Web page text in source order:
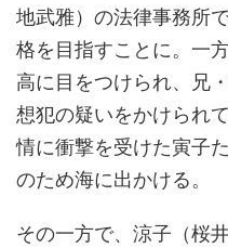
地武雅）の法律事務所
格を目指すことに。一
高に目をつけられ、兄
想犯の疑いをかけられ
情に衝撃を受けた寅子
のため海に出かける。
その一方で、涼子（桜